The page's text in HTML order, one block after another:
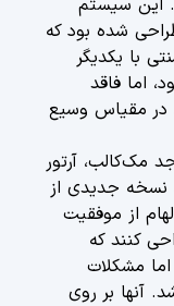
این سیستم
شده بود که
با یکدیگر
اما فاقد
در مقیاس وسیع
رخ داد که جد مک‌کالب، آرتور
نسخه جدیدی از
از موفقیت
کنند که
اما مشکلات
آنها بر روی